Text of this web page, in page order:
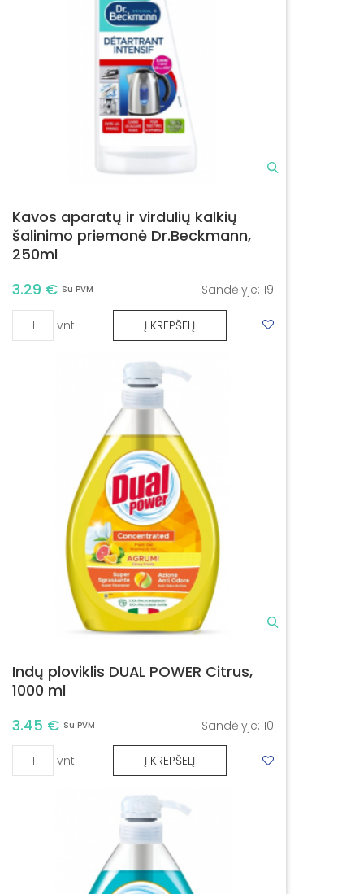
Kavos aparatų ir virdulių kalkių
šalinimo priemonė Dr.Beckmann,
250ml
3.29 € Su PVM Sandėlyje: 19
vnt. Į KREPŠELĮ
Indų ploviklis DUAL POWER Citrus,
1000 ml
3.45 € Su PVM Sandėlyje: 10
vnt. Į KREPŠELĮ